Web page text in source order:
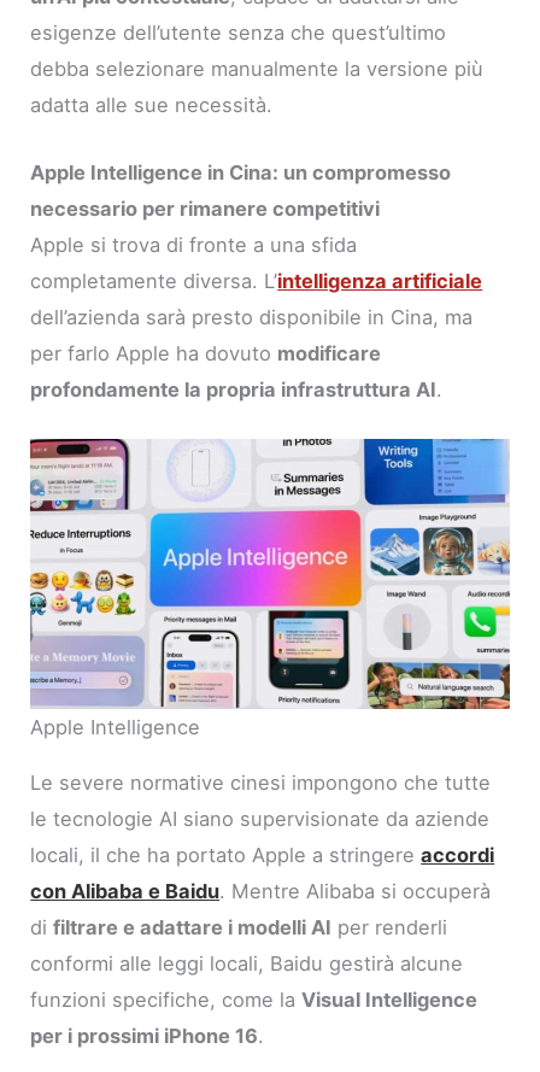
esigenze dell’utente senza che quest’ultimo
debba selezionare manualmente la versione più
adatta alle sue necessità.
Apple Intelligence in Cina: un compromesso
necessario per rimanere competitivi
Apple si trova di fronte a una sfida
completamente diversa. L’intelligenza artificiale
dell’azienda sarà presto disponibile in Cina, ma
per farlo Apple ha dovuto modificare
profondamente la propria infrastruttura AI.
Apple Intelligence
Le severe normative cinesi impongono che tutte
le tecnologie AI siano supervisionate da aziende
locali, il che ha portato Apple a stringereaccordi
con Alibaba e Baidu. Mentre Alibaba si occuperà
difiltrare e adattare i modelli AI per renderli
conformi alle leggi locali, Baidu gestirà alcune
funzioni specifiche, come laVisual Intelligence
per i prossimi iPhone 16.